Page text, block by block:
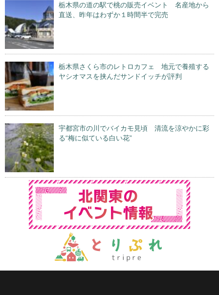
栃木県の道の駅で桃の販売イベント 名産地から
直送、昨年はわずか１時間半で完売
栃木県さくら市のレトロカフェ 地元で養殖する
ヤシオマスを挟んだサンドイッチが評判
宇都宮市の川でバイカモ見頃 清流を涼やかに彩
る“梅に似ている白い花”